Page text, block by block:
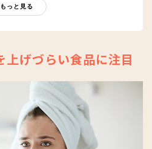
いて「日経メディカル」「日経バ
の編集者、記者を務めた後、医療
スリーなどを経て、2017年に会社
@stellach
もっと見る
上げづらい食品に注目